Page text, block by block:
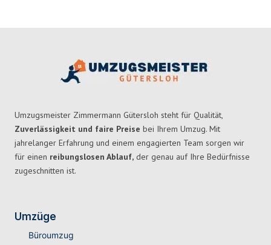
Umzugsmeister Zimmermann Gütersloh steht für Qualität,
Zuverlässigkeit und faire Preise bei Ihrem Umzug. Mit
jahrelanger Erfahrung und einem engagierten Team sorgen wir
für einen reibungslosen Ablauf, der genau auf Ihre Bedürfnisse
zugeschnitten ist.
Umzüge
Büroumzug